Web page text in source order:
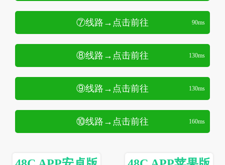
⑦线路→点击前往 90ms
⑧线路→点击前往 130ms
⑨线路→点击前往 130ms
⑩线路→点击前往 160ms